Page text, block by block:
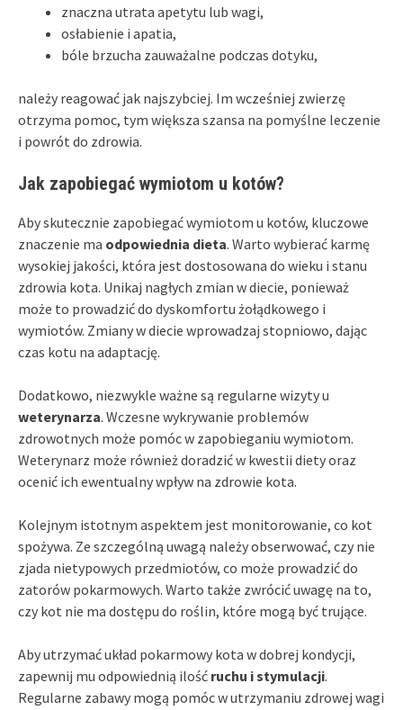
znaczna utrata apetytu lub wagi,
osłabienie i apatia,
bóle brzucha zauważalne podczas dotyku,
należy reagować jak najszybciej. Im wcześniej zwierzę
otrzyma pomoc, tym większa szansa na pomyślne leczenie
i powrót do zdrowia.
Jak zapobiegać wymiotom u kotów?
Aby skutecznie zapobiegać wymiotom u kotów, kluczowe
znaczenie ma odpowiednia dieta. Warto wybierać karmę
wysokiej jakości, która jest dostosowana do wieku i stanu
zdrowia kota. Unikaj nagłych zmian w diecie, ponieważ
może to prowadzić do dyskomfortu żołądkowego i
wymiotów. Zmiany w diecie wprowadzaj stopniowo, dając
czas kotu na adaptację.
Dodatkowo, niezwykle ważne są regularne wizyty u
weterynarza. Wczesne wykrywanie problemów
zdrowotnych może pomóc w zapobieganiu wymiotom.
Weterynarz może również doradzić w kwestii diety oraz
ocenić ich ewentualny wpływ na zdrowie kota.
Kolejnym istotnym aspektem jest monitorowanie, co kot
spożywa. Ze szczególną uwagą należy obserwować, czy nie
zjada nietypowych przedmiotów, co może prowadzić do
zatorów pokarmowych. Warto także zwrócić uwagę na to,
czy kot nie ma dostępu do roślin, które mogą być trujące.
Aby utrzymać układ pokarmowy kota w dobrej kondycji,
zapewnij mu odpowiednią ilość ruchu i stymulacji.
Regularne zabawy mogą pomóc w utrzymaniu zdrowej wagi